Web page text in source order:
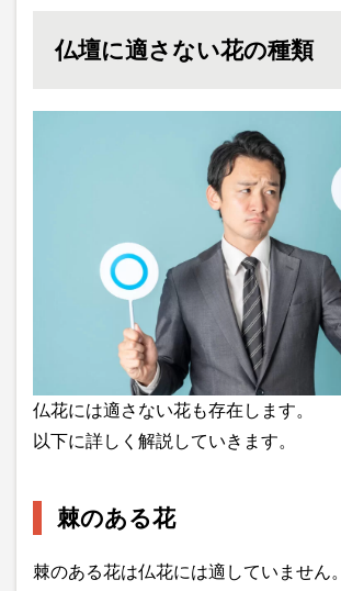
仏壇に適さない花の種類
仏花には適さない花も存在します。
以下に詳しく解説していきます。
棘のある花
棘のある花は仏花には適していません。